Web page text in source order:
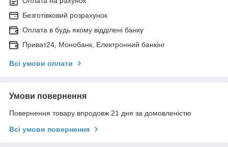
Безготівковий розрахунок
Оплата в будь якому відділені банку
Приват24, Монобанк, Електронний банкінг
Всі умови оплати
Умови повернення
Повернення товару впродовж 21 дня за домовленістю
Всі умови повернення